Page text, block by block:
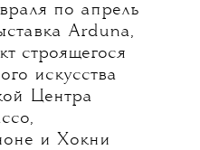
по апрель
Arduna,
строящегося
искусства
Центра
и Хокни